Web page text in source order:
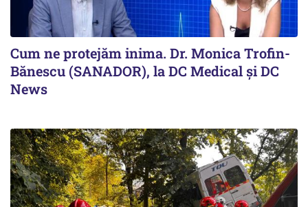
Cum ne protejăm inima. Dr. Monica Trofin-
Bănescu (SANADOR), la DC Medical și DC
News